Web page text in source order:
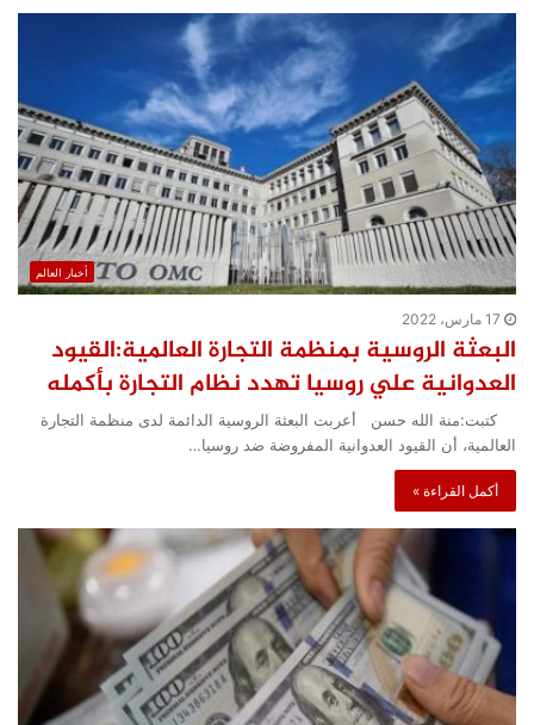
أخبار العالم
17 مارس، 2022
البعثة الروسية بمنظمة التجارة العالمية:القيود
العدوانية علي روسيا تهدد نظام التجارة بأكمله
كتبت:منة الله حسن أعربت البعثة الروسية الدائمة لدى منظمة التجارة
العالمية، أن القيود العدوانية المفروضة ضد روسيا…
أكمل القراءة »